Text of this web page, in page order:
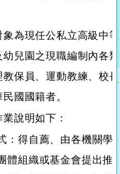
象為現任公私立高級中
幼兒園之現職編制內各
教保員、運動教練、校
國國籍者。
說明如下：
：得自薦、由各機關學
體組織或基金會提出推